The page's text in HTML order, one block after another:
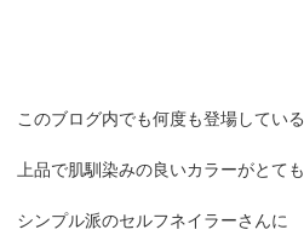
このブログ内でも何度も登場してい
上品で肌馴染みの良いカラーがとても
シンプル派のセルフネイラーさんに